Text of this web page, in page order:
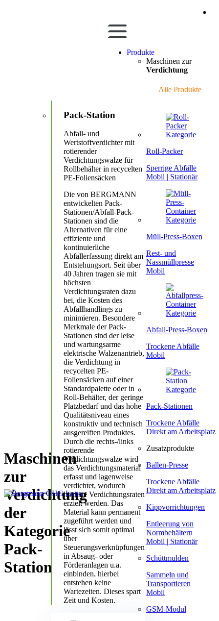
Produkte
Maschinen zur
Verdichtung
Alle Produkte
Roll-Packer
Sperrige Abfälle
Mobil | Stationär
Müll-Press-Boxen
Rest- und
Nassmüllpresse
Mobil
Abfall-Press-Boxen
Trockene Abfälle
Mobil
Pack-Stationen
Trockene Abfälle
Direkt am Arbeitsplatz
Zusatzprodukte
Ballen-Presse
Trockene Abfälle
Direkt am Arbeitsplatz
Kippvorrichtungen
Entleerung von
Normbehältern
Mobil | Stationär
Schüttmulden
Sammeln und
Transportieren
Mobil
GSM-Modul
Maschinen
zur
Verdichtung
der
Kategorie
Pack-
Station
Pack-Station
Abfall- und
Wertstoffverdichter mit
rotierender
Verdichtungswalze für
Rollbehälter in recycelten
PE-Foliensäcken
Die von BERGMANN
entwickelten Pack-
Stationen/Abfall-Pack-
Stationen sind die
Alternativen für eine
effiziente und
kontinuierliche
Abfallerfassung direkt am
Entstehungsort. Seit über
40 Jahren tragen sie mit
höchsten
Verdichtungsraten dazu
bei, die Kosten des
Abfallhandlings zu
minimieren. Besondere
Merkmale der Pack-
Stationen sind der leise
und wartungsarme
elektrische Walzenantrieb,
die Verdichtung in
recycelten PE-
Foliensäcken auf einer
Standardpalette oder in
Roll-Behälter, der geringe
Platzbedarf und das hohe
Qualitätsniveau eines
konstruktiv und technisch
ausgereiften Produktes.
Durch die rechts-/links
rotierende
Verdichtungswalze wird
das Verdichtungsmaterial
erfasst und lagenweise
verdichtet, wodurch
höchste Verdichtungsraten
erzielt werden. Das
Material kann permanent
zugeführt werden und
lässt sich somit optimal
über
Steuerungsverknüpfungen
in Absaug- oder
Förderanlagen u.a.
einbinden, hierbei
entstehen keine
Wartezeiten. Dieses spart
Zeit und Kosten.